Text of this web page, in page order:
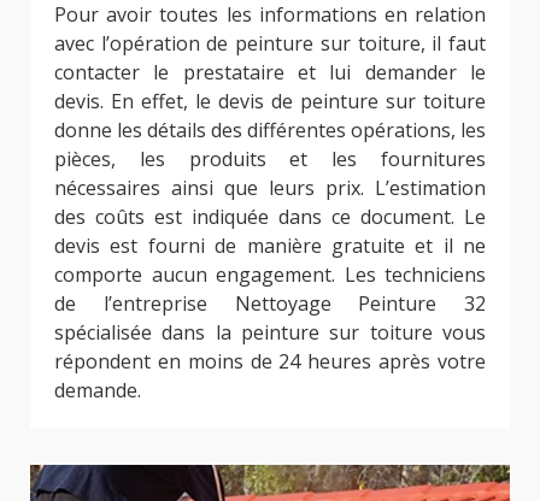
Pour avoir toutes les informations en relation
avec l’opération de peinture sur toiture, il faut
contacter le prestataire et lui demander le
devis. En effet, le devis de peinture sur toiture
donne les détails des différentes opérations, les
pièces, les produits et les fournitures
nécessaires ainsi que leurs prix. L’estimation
des coûts est indiquée dans ce document. Le
devis est fourni de manière gratuite et il ne
comporte aucun engagement. Les techniciens
de l’entreprise Nettoyage Peinture 32
spécialisée dans la peinture sur toiture vous
répondent en moins de 24 heures après votre
demande.